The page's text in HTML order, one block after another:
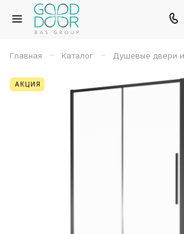
Главная – Каталог – Душевые двери и
АКЦИЯ